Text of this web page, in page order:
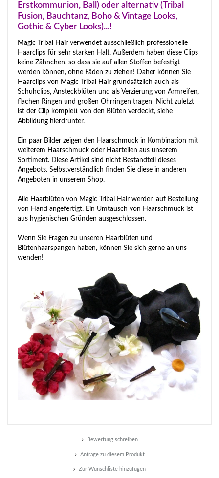
Erstkommunion, Ball) oder alternativ (Tribal
Fusion, Bauchtanz, Boho & Vintage Looks,
Gothic & Cyber Looks)...!
Magic Tribal Hair verwendet ausschließlich professionelle
Haarclips für sehr starken Halt. Außerdem haben diese Clips
keine Zähnchen, so dass sie auf allen Stoffen befestigt
werden können, ohne Fäden zu ziehen! Daher können Sie
Haarclips von Magic Tribal Hair grundsätzlich auch als
Schuhclips, Ansteckblüten und als Verzierung von Armreifen,
flachen Ringen und großen Ohrringen tragen! Nicht zuletzt
ist der Clip komplett von den Blüten verdeckt, siehe
Abbildung hierdrunter.
Ein paar Bilder zeigen den Haarschmuck in Kombination mit
weiterem Haarschmuck oder Haarteilen aus unserem
Sortiment. Diese Artikel sind nicht Bestandteil dieses
Angebots. Selbstverständlich finden Sie diese in anderen
Angeboten in unserem Shop.
Alle Haarblüten von Magic Tribal Hair werden auf Bestellung
von Hand angefertigt. Ein Umtausch von Haarschmuck ist
aus hygienischen Gründen ausgeschlossen.
Wenn Sie Fragen zu unseren Haarblüten und
Blütenhaarspangen haben, können Sie sich gerne an uns
wenden!
Bewertung schreiben
Anfrage zu diesem Produkt
Zur Wunschliste hinzufügen